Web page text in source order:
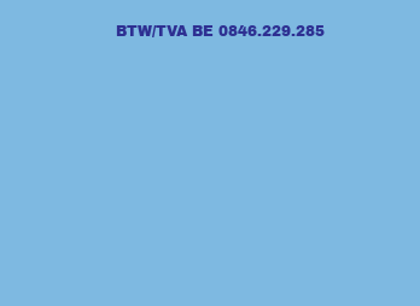
BTW/TVA BE 0846​.229.285